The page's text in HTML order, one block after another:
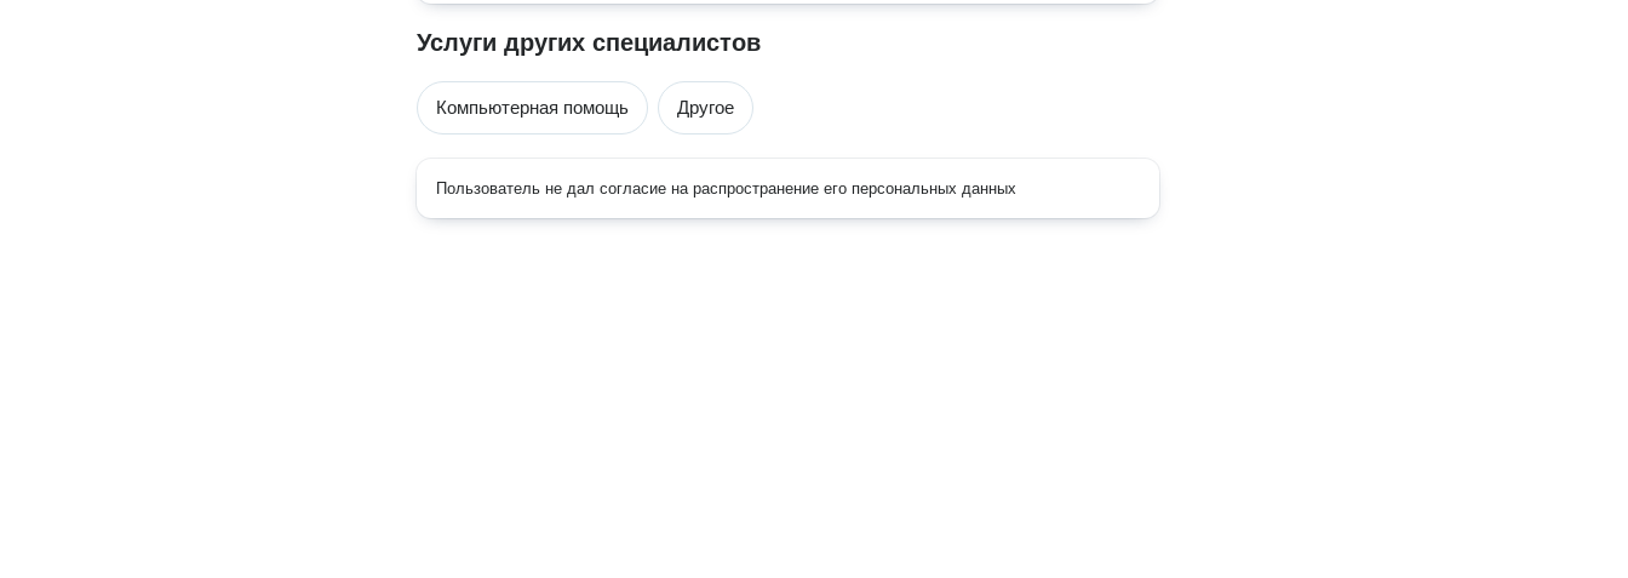
Услуги других специалистов
Компьютерная помощь Другое
Пользователь не дал согласие на распространение его персональных данных